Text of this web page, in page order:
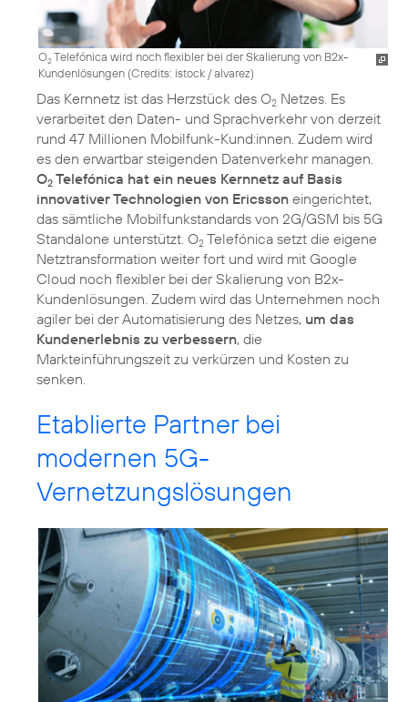
O2Telefónica wird noch flexibler bei der Skalierung von B2x-
Kundenlösungen (Credits: istock / alvarez)
Das Kernnetz ist das Herzstück des O2 Netzes. Es
verarbeitet den Daten- und Sprachverkehr von derzeit
rund 47 Millionen Mobilfunk-Kund:innen. Zudem wird
es den erwartbar steigenden Datenverkehr managen.
O2 Telefónica hat ein neues Kernnetz auf Basis
innovativer Technologien von Ericsson eingerichtet,
das sämtliche Mobilfunkstandards von 2G/GSM bis 5G
Standalone unterstützt. O2 Telefónica setzt die eigene
Netztransformation weiter fort und wird mit Google
Cloud noch flexibler bei der Skalierung von B2x-
Kundenlösungen. Zudem wird das Unternehmen noch
agiler bei der Automatisierung des Netzes, um das
Kundenerlebnis zu verbessern, die
Markteinführungszeit zu verkürzen und Kosten zu
senken.
Etablierte Partner bei
modernen 5G-
Vernetzungslösungen